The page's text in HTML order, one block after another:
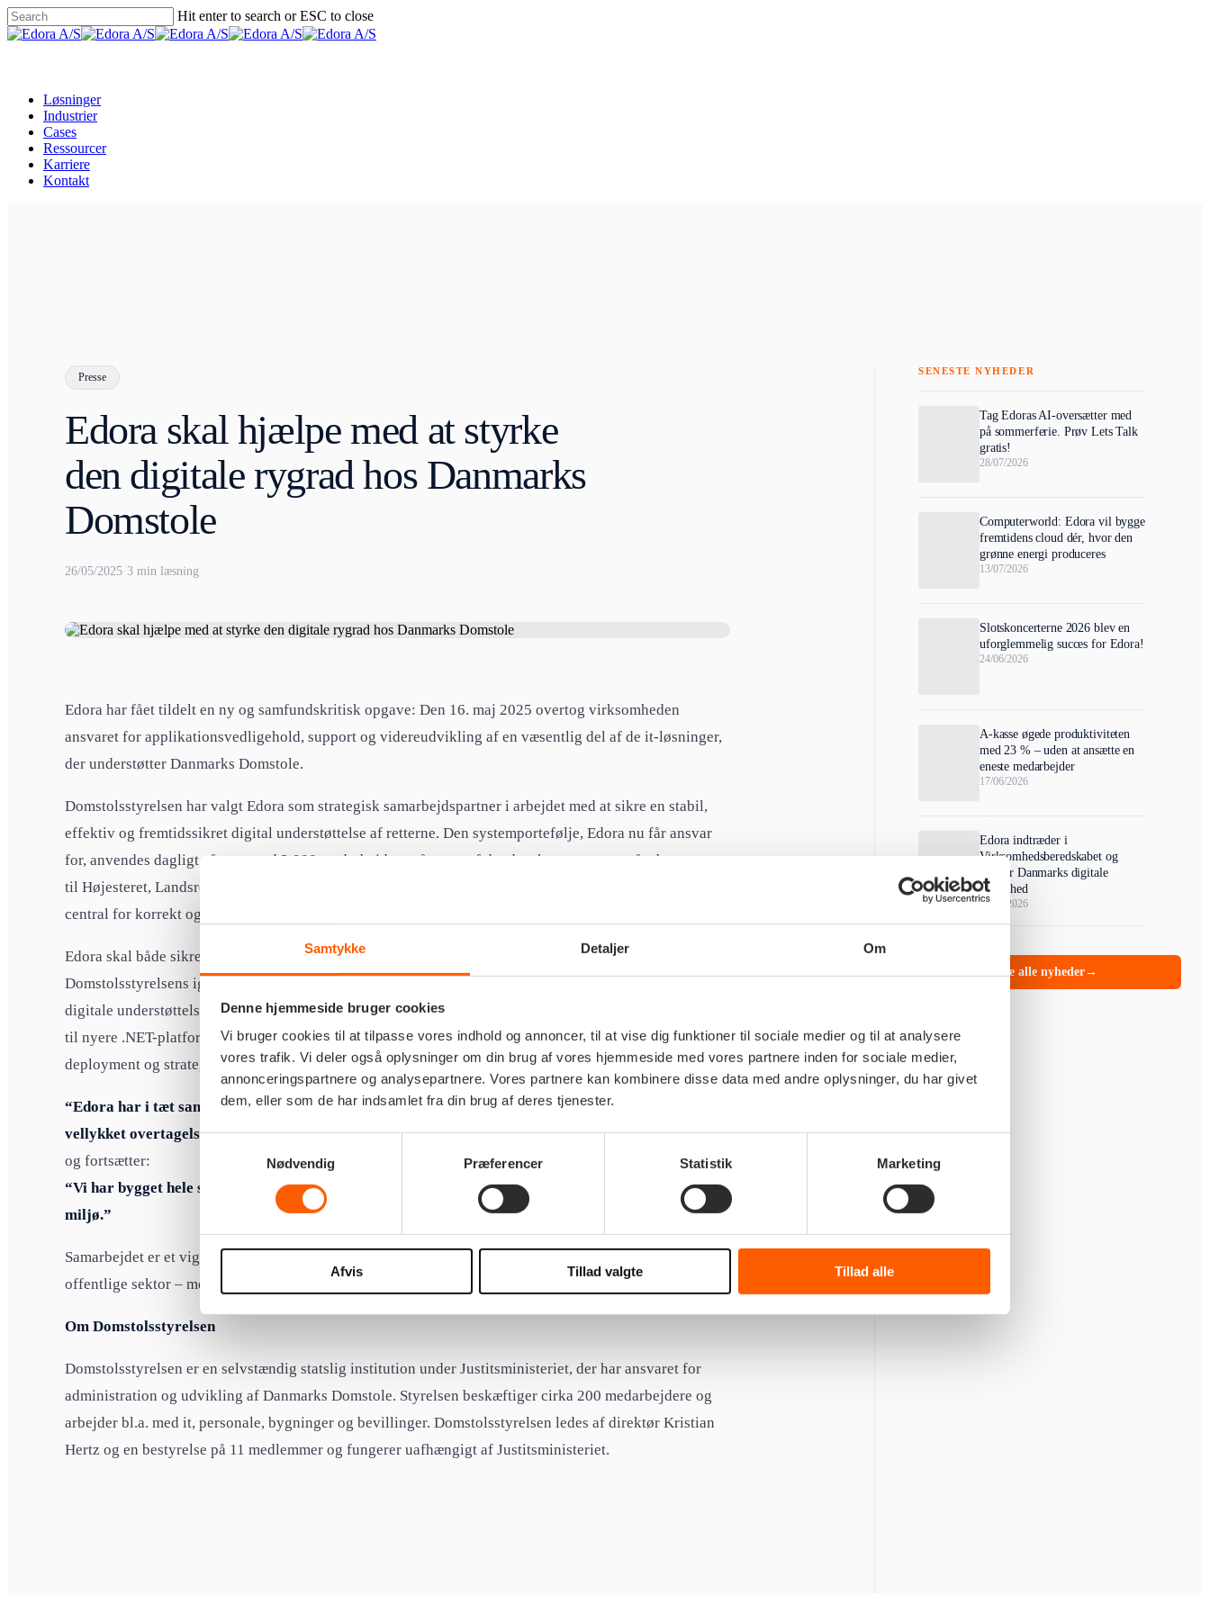
Samtykke Detaljer Om
Denne hjemmeside bruger cookies
Vi bruger cookies til at tilpasse vores indhold og annoncer, til at vise dig funktioner til sociale medier og til at analysere
vores trafik. Vi deler også oplysninger om din brug af vores hjemmeside med vores partnere inden for sociale medier,
annonceringspartnere og analysepartnere. Vores partnere kan kombinere disse data med andre oplysninger, du har givet
dem, eller som de har indsamlet fra din brug af deres tjenester.
Samtykkevalg
Nødvendig
Præferencer Statistik Marketing
Afvis Tillad valgte Tillad alle
Skip
to
Hit enter to search or ESC to close
Close
Løsninger
Industrier
Cases
Ressourcer
Karriere
Kontakt
Presse
Edora skal hjælpe med at styrke
den digitale rygrad hos Danmarks
Domstole
26/05/2025·3 min læsning
Edora har fået tildelt en ny og samfundskritisk opgave: Den 16. maj 2025 overtog virksomheden
ansvaret for applikationsvedligehold, support og videreudvikling af en væsentlig del af de it-løsninger,
der understøtter Danmarks Domstole.
Domstolsstyrelsen har valgt Edora som strategisk samarbejdspartner i arbejdet med at sikre en stabil,
effektiv og fremtidssikret digital understøttelse af retterne. Den systemportefølje, Edora nu får ansvar
for, anvendes dagligt af mere end 2.000 medarbejdere på tværs af det danske retsvæsen – fra byretterne
til Højesteret, Landsretterne, Sø- og Handelsretten samt retterne i Grønland og på Færøerne – og er
central for korrekt og retssikker sagsbehandling i det danske samfund.
Edora skal både sikre den daglige vedligeholdelse af de godt 30 eksisterende løsninger samt understøtte
Domstolsstyrelsens igangværende moderniseringsprogram, hvor nye it-systemer gradvist overtager den
digitale understøttelse af domstolene. Opgaven spænder teknologisk fra ældre DSI- og Delphi-løsninger
til nyere .NET-platforme og omfatter bl.a. applikationsvedligehold, support, release management,
deployment og strategisk rådgivning.
“Edora har i tæt samarbejde med Domstolsstyrelsen og den tidligere leverandør gennemført en
vellykket overtagelse og transition af systemporteføljen,”siger Mads Hedegaard, CEO i Edora Group,
og fortsætter:
“Vi har bygget hele systemporteføljen i Edora Cloud for at sikre datasuverænitet og et skalerbart
miljø.”
Samarbejdet er et vigtigt skridt i Edoras fortsatte vækst som leverandør af kritisk it-infrastruktur til den
offentlige sektor – med fokus på høj faglighed, ansvarlighed og stærke partnerskaber.
Om Domstolsstyrelsen
Domstolsstyrelsen er en selvstændig statslig institution under Justitsministeriet, der har ansvaret for
administration og udvikling af Danmarks Domstole. Styrelsen beskæftiger cirka 200 medarbejdere og
arbejder bl.a. med it, personale, bygninger og bevillinger. Domstolsstyrelsen ledes af direktør Kristian
Hertz og en bestyrelse på 11 medlemmer og fungerer uafhængigt af Justitsministeriet.
SENESTE NYHEDER
Tag Edoras AI-oversætter med
på sommerferie. Prøv Lets Talk
gratis!
28/07/2026
Computerworld: Edora vil bygge
fremtidens cloud dér, hvor den
grønne energi produceres
13/07/2026
Slotskoncerterne 2026 blev en
uforglemmelig succes for Edora!
24/06/2026
A-kasse øgede produktiviteten
med 23 % – uden at ansætte en
eneste medarbejder
17/06/2026
Edora indtræder i
Virksomhedsberedskabet og
styrker Danmarks digitale
robusthed
25/03/2026
Se alle nyheder→